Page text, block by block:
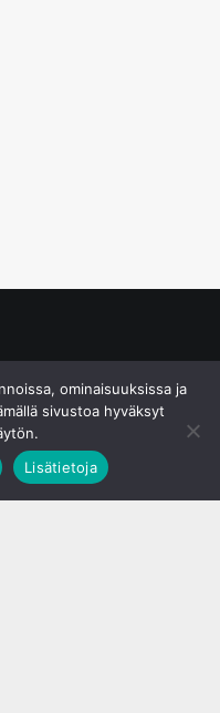
ominaisuuksissa ja
sivustoa hyväksyt
Lisätietoja